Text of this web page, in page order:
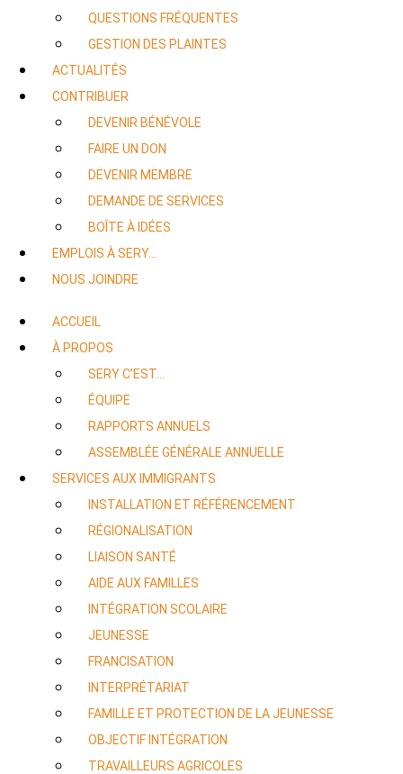
QUESTIONS FRÉQUENTES
GESTION DES PLAINTES
ACTUALITÉS
CONTRIBUER
DEVENIR BÉNÉVOLE
FAIRE UN DON
DEVENIR MEMBRE
DEMANDE DE SERVICES
BOÎTE À IDÉES
EMPLOIS À SERY…
NOUS JOINDRE
ACCUEIL
À PROPOS
SERY C’EST…
ÉQUIPE
RAPPORTS ANNUELS
ASSEMBLÉE GÉNÉRALE ANNUELLE
SERVICES AUX IMMIGRANTS
INSTALLATION ET RÉFÉRENCEMENT
RÉGIONALISATION
LIAISON SANTÉ
AIDE AUX FAMILLES
INTÉGRATION SCOLAIRE
JEUNESSE
FRANCISATION
INTERPRÉTARIAT
FAMILLE ET PROTECTION DE LA JEUNESSE
OBJECTIF INTÉGRATION
TRAVAILLEURS AGRICOLES